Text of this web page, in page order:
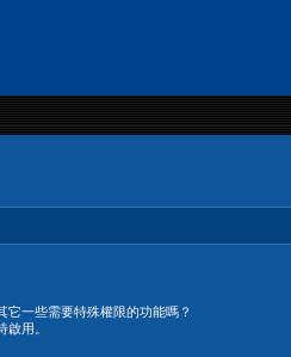
一些需要特殊權限的功能嗎？
用。